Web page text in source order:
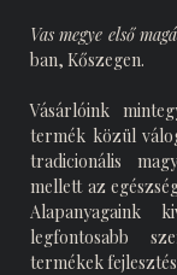
Vas megye első
ban, Kőszegen.
Vásárlóink
termék közül
tradicionális
mellett az
Alapanyagaink
legfontosabb
termékek